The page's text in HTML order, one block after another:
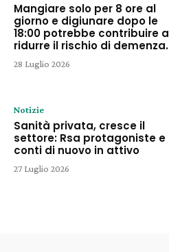
Mangiare solo per 8 ore al
giorno e digiunare dopo le
18:00 potrebbe contribuire a
ridurre il rischio di demenza.
28 Luglio 2026
Notizie
Sanità privata, cresce il
settore: Rsa protagoniste e
conti di nuovo in attivo
27 Luglio 2026